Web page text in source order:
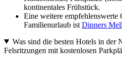
kontinentales Frühstück.
Eine weitere empfehlenswerte
Familienurlaub ist Dinners
Was sind die besten Hotels in der
Felsritzungen mit kostenlosen